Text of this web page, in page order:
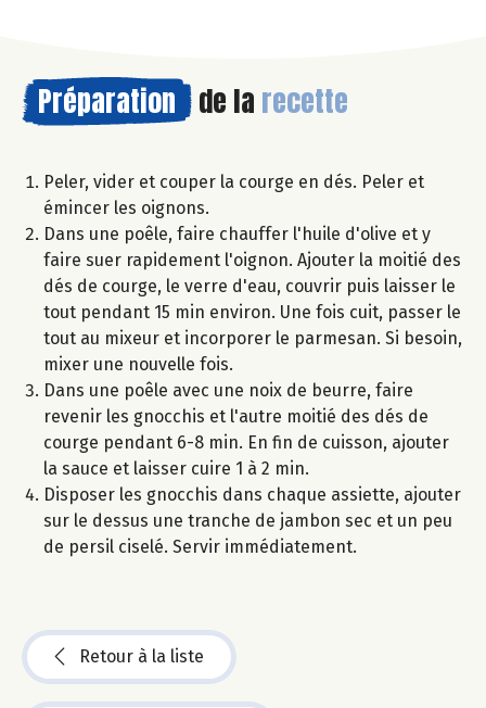
Préparation de la recette
Peler, vider et couper la courge en dés. Peler et
émincer les oignons.
Dans une poêle, faire chauffer l'huile d'olive et y
faire suer rapidement l'oignon. Ajouter la moitié des
dés de courge, le verre d'eau, couvrir puis laisser le
tout pendant 15 min environ. Une fois cuit, passer le
tout au mixeur et incorporer le parmesan. Si besoin,
mixer une nouvelle fois.
Dans une poêle avec une noix de beurre, faire
revenir les gnocchis et l'autre moitié des dés de
courge pendant 6-8 min. En fin de cuisson, ajouter
la sauce et laisser cuire 1 à 2 min.
Disposer les gnocchis dans chaque assiette, ajouter
sur le dessus une tranche de jambon sec et un peu
de persil ciselé. Servir immédiatement.
Retour à la liste